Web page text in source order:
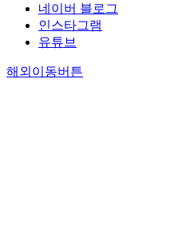
네이버 블로그
인스타그램
유튜브
해외이동버튼